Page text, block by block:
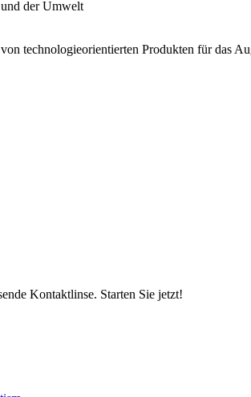
der Umwelt
technologieorientierten Produkten für das
Kontaktlinse. Starten Sie jetzt!